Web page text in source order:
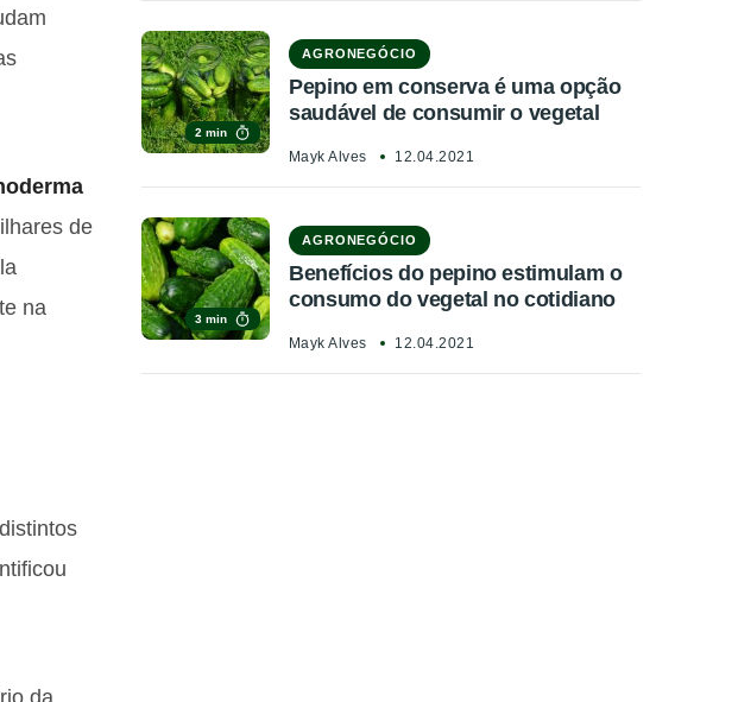
de
na
da
2 min
AGRONEGÓCIO
Pepino em conserva é uma opção
saudável de consumir o vegetal
Mayk Alves 12.04.2021
3 min
AGRONEGÓCIO
Benefícios do pepino estimulam o
consumo do vegetal no cotidiano
Mayk Alves 12.04.2021